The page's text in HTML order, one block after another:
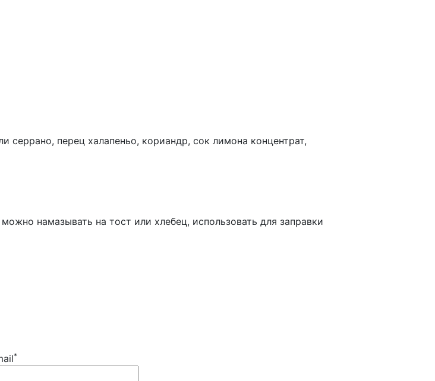
серрано, перец халапеньо, кориандр, сок лимона концентрат,
намазывать на тост или хлебец, использовать для заправки
*